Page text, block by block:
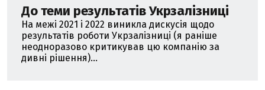
До теми результатів Укрзалізниці
На межі 2021 і 2022 виникла дискусія щодо
результатів роботи Укрзалізниці (я раніше
неодноразово критикував цю компанію за
дивні рішення)...